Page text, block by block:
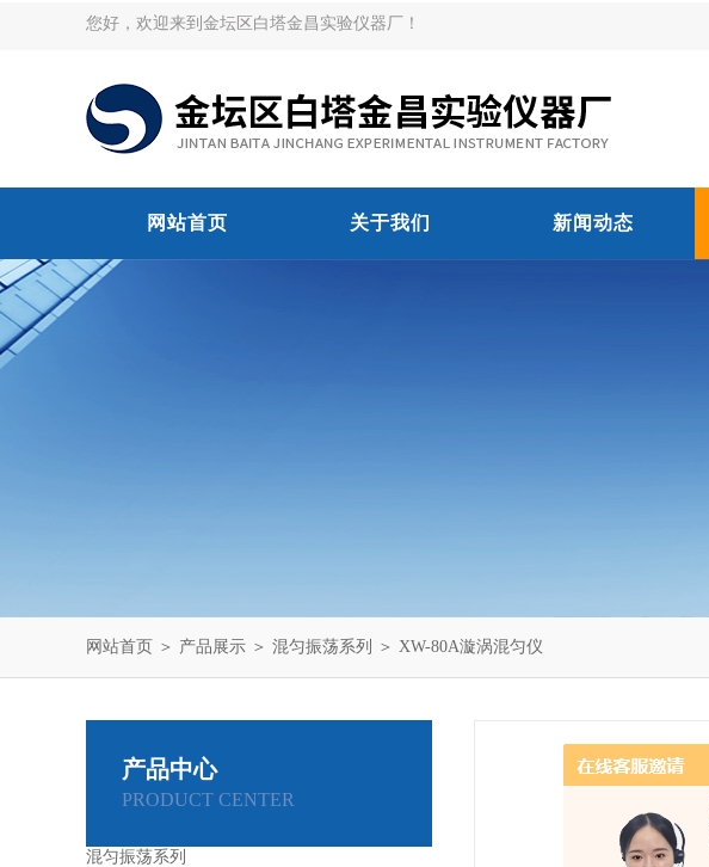
您好，欢迎来到金坛区白塔金昌实验仪器厂！
网站首页 关于我们 新闻动态
网站首页 ＞ 产品展示 ＞ 混匀振荡系列 ＞ XW-80A漩涡混匀仪
产品中心
PRODUCT CENTER
混匀振荡系列